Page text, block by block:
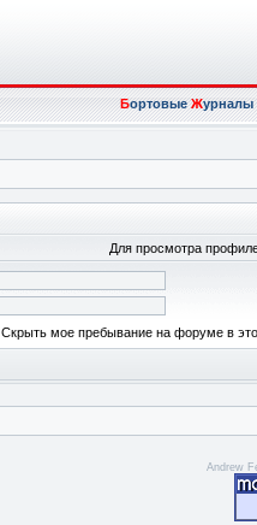
БортовыеЖурналы
Для просмотра
Скрыть мое пребывание на форуме в
Andrew